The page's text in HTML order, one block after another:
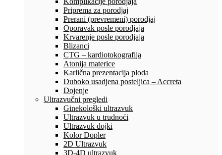
Priprema za porodjaj
Prerani (prevremeni) porodjaj
Oporavak posle porodjaja
Krvarenje posle porodjaja
Blizanci
CTG – kardiotokografija
Atonija materice
Karlična prezentacija ploda
Duboko usadjena posteljica – Accreta
Dojenje
Ultrazvučni pregledi
Ginekološki ultrazvuk
Ultrazvuk u trudnoći
Ultrazvuk dojki
Kolor Dopler
2D Ultrazvuk
3D-4D ultrazvuk